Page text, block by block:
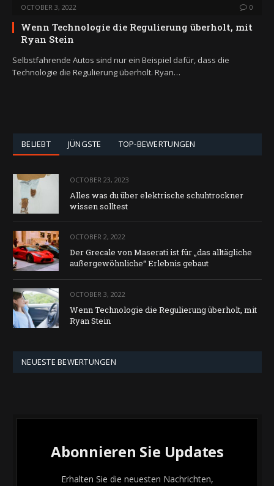
OCTOBER 3, 2022 0
Wenn Technologie die Regulierung überholt, mit
Ryan Stein
Selbstfahrende Autos sind nur ein Beispiel dafür, dass die
Technologie die Regulierung überholt. Ryan…
BELIEBT JÜNGSTE TOP-BEWERTUNGEN
OCTOBER 23, 2023
Alles was du über elektrische schuhtrockner
wissen solltest
OCTOBER 2, 2022
Der Grecale von Maserati ist für „das alltägliche
außergewöhnliche“ Erlebnis gebaut
OCTOBER 3, 2022
Wenn Technologie die Regulierung überholt, mit
Ryan Stein
NEUESTE BEWERTUNGEN
Abonnieren Sie Updates
Erhalten Sie die neuesten Nachrichten,